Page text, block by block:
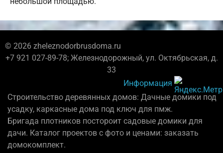
© 2026 zheleznodorbrusdoma.ru
+7 921 027-89-78; Железнодорожный, ул. Октябрьская, д.
33
Информация
Строительство деревянных домов: Дачные домики под
усадку, каркасные дома под ключ для пмж.
Бригада плотников постороит садовые домики для
дачи. Каталог проектов с фото и ценами: заказать
домокомплект.